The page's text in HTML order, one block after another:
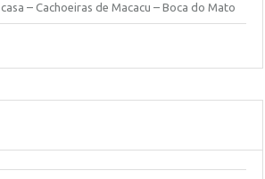
casa – Cachoeiras de Macacu – Boca do Mato